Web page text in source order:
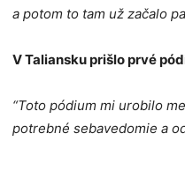
a potom to tam už začalo
V Taliansku prišlo prvé
“Toto pódium mi urobilo
potrebné sebavedomie a